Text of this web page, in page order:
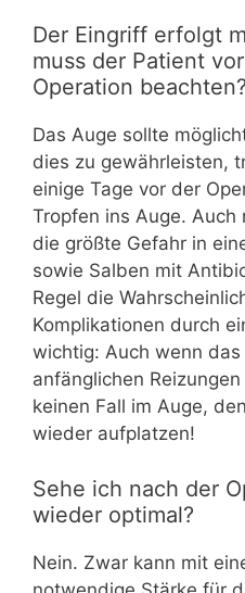
Der Eingriff erfolgt
muss der Patient
Operation beachten?
Das Auge sollte
dies zu gewährleisten,
einige Tage vor der
Tropfen ins Auge.
die größte Gefahr in
sowie Salben mit
Regel die
Komplikationen durch
wichtig: Auch wenn
anfänglichen
keinen Fall im Auge,
wieder aufplatzen!
Sehe ich nach der
wieder optimal?
Nein. Zwar kann mit